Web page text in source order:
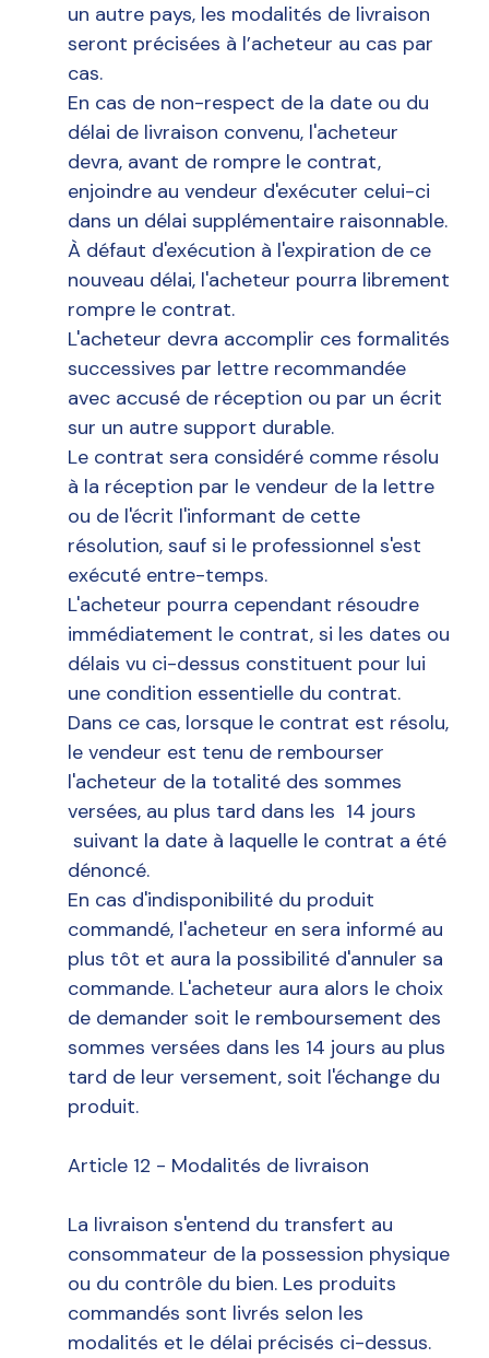
un autre pays, les modalités de livraison
seront précisées à l’acheteur au cas par
cas.
En cas de non-respect de la date ou du
délai de livraison convenu, l'acheteur
devra, avant de rompre le contrat,
enjoindre au vendeur d'exécuter celui-ci
dans un délai supplémentaire raisonnable.
À défaut d'exécution à l'expiration de ce
nouveau délai, l'acheteur pourra librement
rompre le contrat.
L'acheteur devra accomplir ces formalités
successives par lettre recommandée
avec accusé de réception ou par un écrit
sur un autre support durable.
Le contrat sera considéré comme résolu
à la réception par le vendeur de la lettre
ou de l'écrit l'informant de cette
résolution, sauf si le professionnel s'est
exécuté entre-temps.
L'acheteur pourra cependant résoudre
immédiatement le contrat, si les dates ou
délais vu ci-dessus constituent pour lui
une condition essentielle du contrat.
Dans ce cas, lorsque le contrat est résolu,
le vendeur est tenu de rembourser
l'acheteur de la totalité des sommes
versées, au plus tard dans les 14 jours
suivant la date à laquelle le contrat a été
dénoncé.
En cas d'indisponibilité du produit
commandé, l'acheteur en sera informé au
plus tôt et aura la possibilité d'annuler sa
commande. L'acheteur aura alors le choix
de demander soit le remboursement des
sommes versées dans les 14 jours au plus
tard de leur versement, soit l'échange du
produit.
Article 12 - Modalités de livraison
La livraison s'entend du transfert au
consommateur de la possession physique
ou du contrôle du bien. Les produits
commandés sont livrés selon les
modalités et le délai précisés ci-dessus.